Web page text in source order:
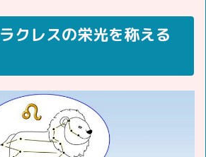
クレスの栄光を称える